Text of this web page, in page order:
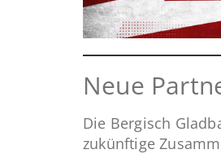
Neue
Die Bergisch
zukünftige